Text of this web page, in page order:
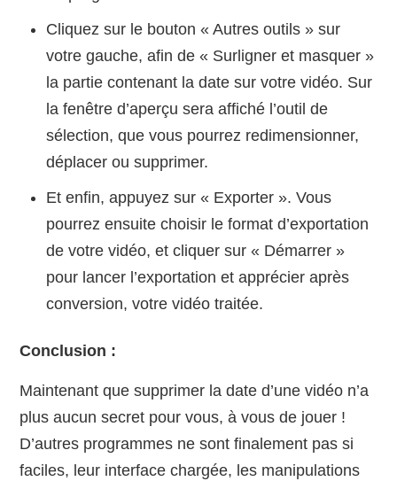
Cliquez sur le bouton « Autres outils » sur
votre gauche, afin de « Surligner et masquer »
la partie contenant la date sur votre vidéo. Sur
la fenêtre d’aperçu sera affiché l’outil de
sélection, que vous pourrez redimensionner,
déplacer ou supprimer.
Et enfin, appuyez sur « Exporter ». Vous
pourrez ensuite choisir le format d’exportation
de votre vidéo, et cliquer sur « Démarrer »
pour lancer l’exportation et apprécier après
conversion, votre vidéo traitée.
Conclusion :
Maintenant que supprimer la date d’une vidéo n’a
plus aucun secret pour vous, à vous de jouer !
D’autres programmes ne sont finalement pas si
faciles, leur interface chargée, les manipulations